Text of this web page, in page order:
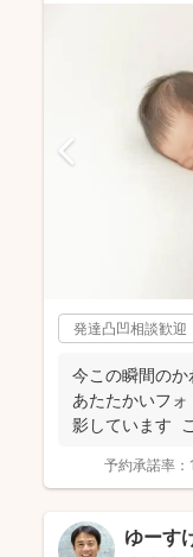
発達凸凹相談歓迎
今この瞬間のか
あたたかいフ
影しています
予約承諾率：
ゆーす